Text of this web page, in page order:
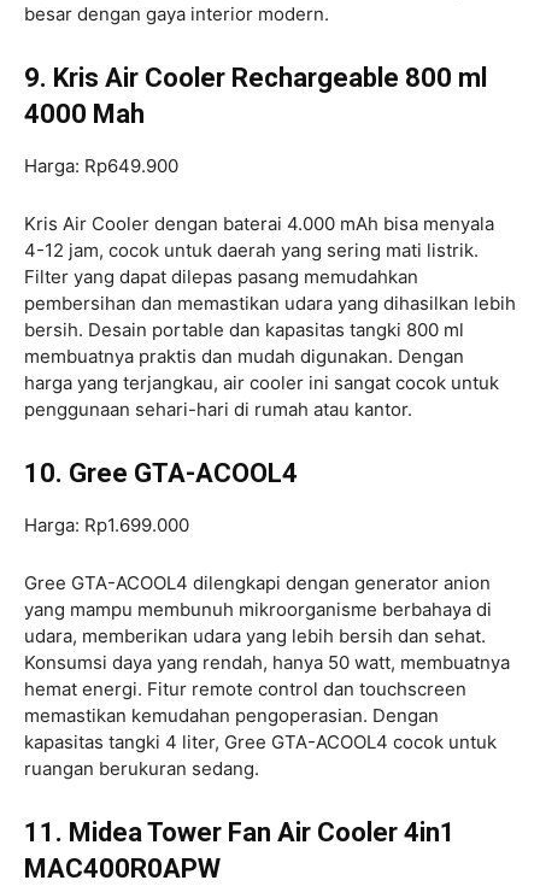
besar dengan gaya interior modern.
9. Kris Air Cooler Rechargeable 800 ml
4000 Mah
Harga: Rp649.900
Kris Air Cooler dengan baterai 4.000 mAh bisa menyala
4-12 jam, cocok untuk daerah yang sering mati listrik.
Filter yang dapat dilepas pasang memudahkan
pembersihan dan memastikan udara yang dihasilkan lebih
bersih. Desain portable dan kapasitas tangki 800 ml
membuatnya praktis dan mudah digunakan. Dengan
harga yang terjangkau, air cooler ini sangat cocok untuk
penggunaan sehari-hari di rumah atau kantor.
10. Gree GTA-ACOOL4
Harga: Rp1.699.000
Gree GTA-ACOOL4 dilengkapi dengan generator anion
yang mampu membunuh mikroorganisme berbahaya di
udara, memberikan udara yang lebih bersih dan sehat.
Konsumsi daya yang rendah, hanya 50 watt, membuatnya
hemat energi. Fitur remote control dan touchscreen
memastikan kemudahan pengoperasian. Dengan
kapasitas tangki 4 liter, Gree GTA-ACOOL4 cocok untuk
ruangan berukuran sedang.
11. Midea Tower Fan Air Cooler 4in1
MAC400R0APW